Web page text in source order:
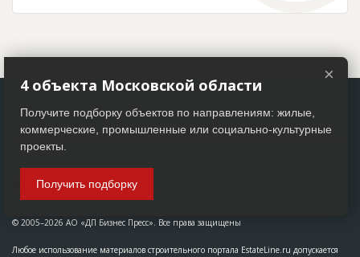
© 2005–2026 АО «ДП Бизнес Пресс». Все права защищены
Любое использование материалов строительного портала EstateLine.ru допускается
×
4 объекта Московской области
Получите подборку объектов по направлениям: жилые,
коммерческие, промышленные или социально-культурные
проекты.
Получить подборку